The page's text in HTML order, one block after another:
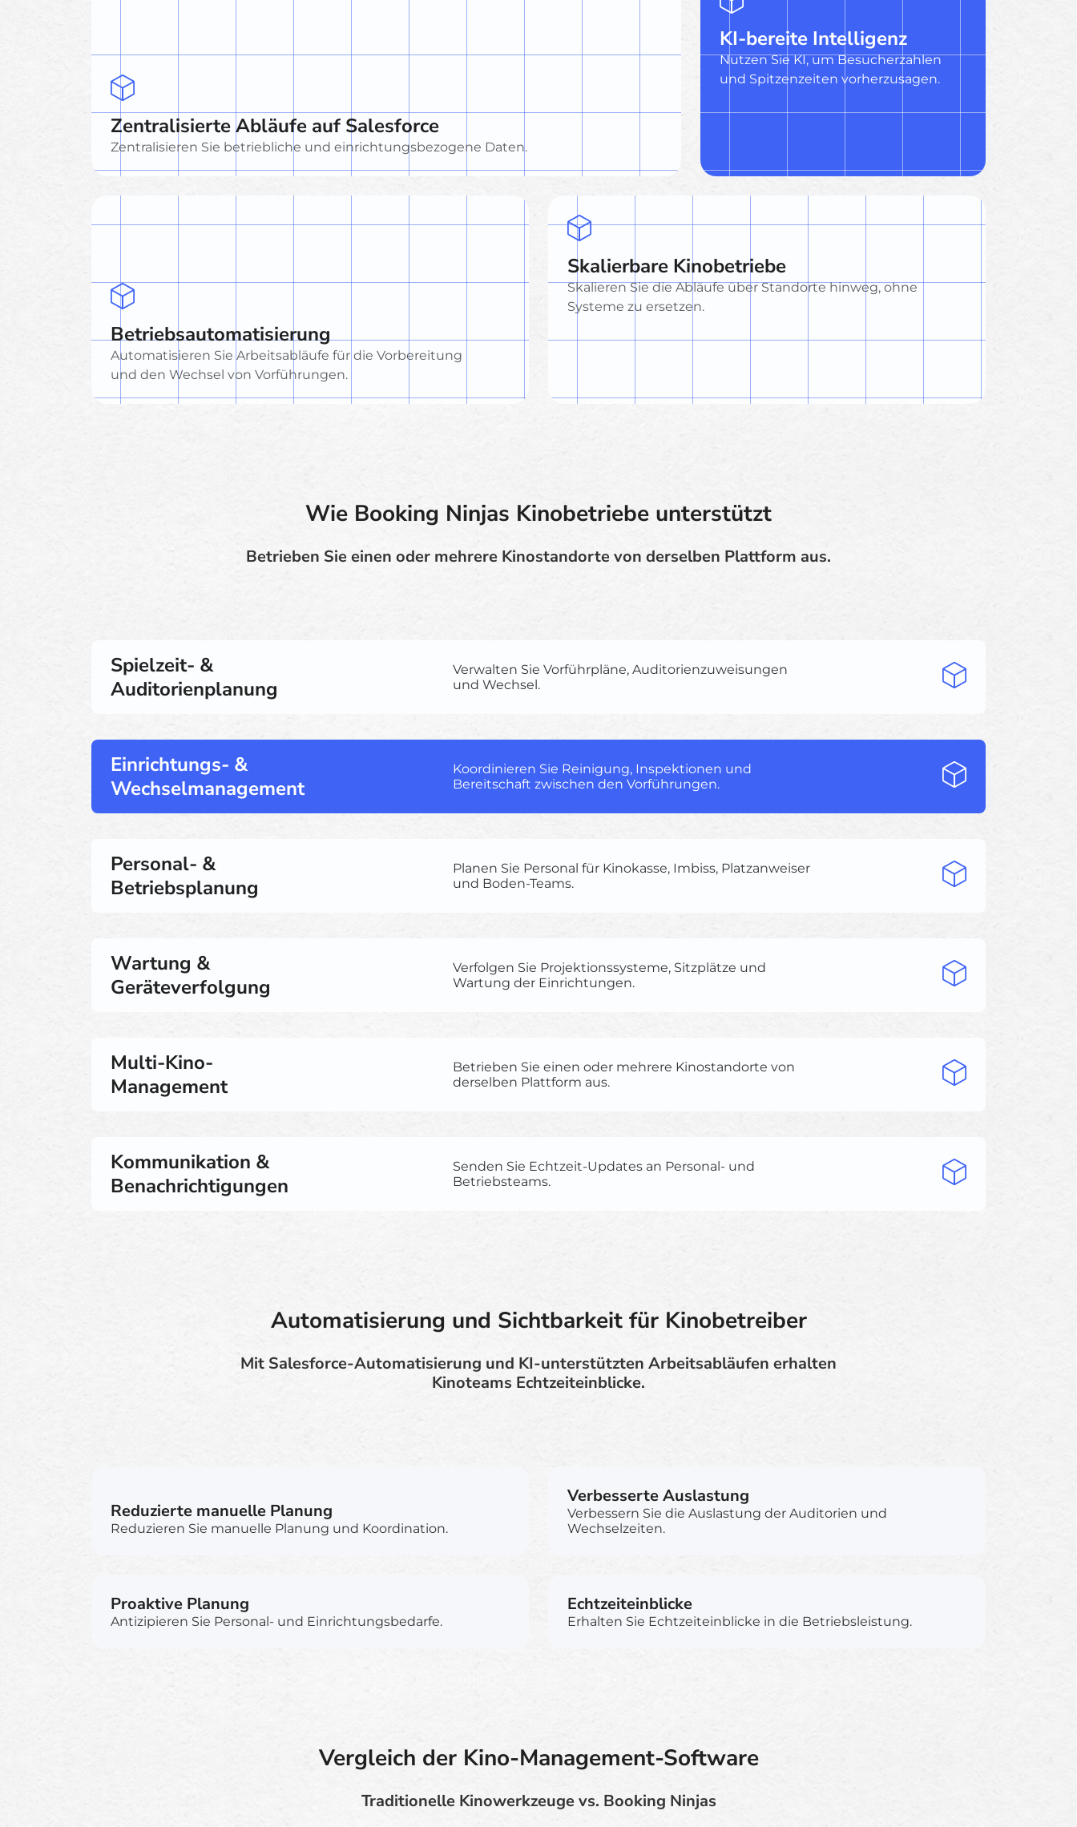
Zentralisierte Abläufe auf Salesforce
Zentralisieren Sie betriebliche und einrichtungsbezogene Daten.
KI-bereite Intelligenz
Nutzen Sie KI, um Besucherzahlen
und Spitzenzeiten vorherzusagen.
Betriebsautomatisierung
Automatisieren Sie Arbeitsabläufe für die Vorbereitung
und den Wechsel von Vorführungen.
Skalierbare Kinobetriebe
Skalieren Sie die Abläufe über Standorte hinweg, ohne
Systeme zu ersetzen.
Wie Booking Ninjas Kinobetriebe unterstützt
Betrieben Sie einen oder mehrere Kinostandorte von derselben Plattform aus.
Spielzeit- &
Auditorienplanung
Verwalten Sie Vorführpläne, Auditorienzuweisungen
und Wechsel.
Einrichtungs- &
Wechselmanagement
Koordinieren Sie Reinigung, Inspektionen und
Bereitschaft zwischen den Vorführungen.
Personal- &
Betriebsplanung
Planen Sie Personal für Kinokasse, Imbiss, Platzanweiser
und Boden-Teams.
Wartung &
Geräteverfolgung
Verfolgen Sie Projektionssysteme, Sitzplätze und
Wartung der Einrichtungen.
Multi-Kino-
Management
Betrieben Sie einen oder mehrere Kinostandorte von
derselben Plattform aus.
Kommunikation &
Benachrichtigungen
Senden Sie Echtzeit-Updates an Personal- und
Betriebsteams.
Automatisierung und Sichtbarkeit für Kinobetreiber
Mit Salesforce-Automatisierung und KI-unterstützten Arbeitsabläufen erhalten
Kinoteams Echtzeiteinblicke.
Reduzierte manuelle Planung
Reduzieren Sie manuelle Planung und Koordination.
Verbesserte Auslastung
Verbessern Sie die Auslastung der Auditorien und
Wechselzeiten.
Proaktive Planung
Antizipieren Sie Personal- und Einrichtungsbedarfe.
Echtzeiteinblicke
Erhalten Sie Echtzeiteinblicke in die Betriebsleistung.
Vergleich der Kino-Management-Software
Traditionelle Kinowerkzeuge vs. Booking Ninjas